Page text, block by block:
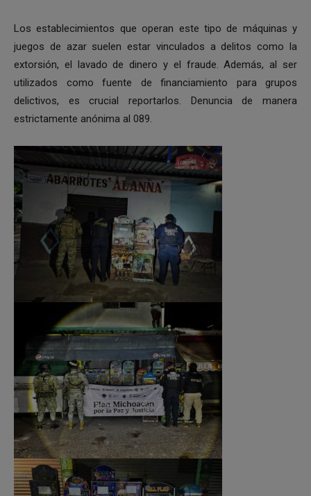
Los establecimientos que operan este tipo de máquinas y
juegos de azar suelen estar vinculados a delitos como la
extorsión, el lavado de dinero y el fraude. Además, al ser
utilizados como fuente de financiamiento para grupos
delictivos, es crucial reportarlos. Denuncia de manera
estrictamente anónima al 089.